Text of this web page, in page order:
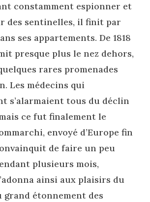
constamment espionner et
des sentinelles, il finit par
ses appartements. De 1818
presque plus le nez dehors,
rares promenades
Les médecins qui
s’alarmaient tous du déclin
ce fut finalement le
envoyé d’Europe fin
de faire un peu
plusieurs mois,
ainsi aux plaisirs du
grand étonnement des